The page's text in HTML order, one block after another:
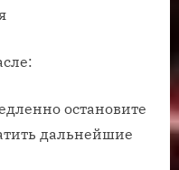
остановите
дальнейшие